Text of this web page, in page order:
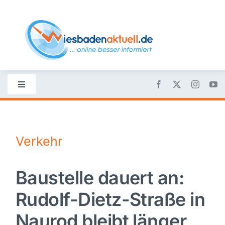
content
Toggle
Navigation
Nachrichten
Politik
Wirtschaft
Verkehr
Baustelle dauert an:
Rudolf-Dietz-Straße in